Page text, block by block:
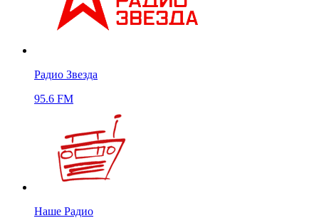
Радио Звезда
95.6 FM
Наше Радио